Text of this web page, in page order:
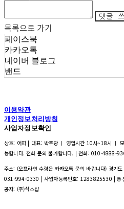
댓글 쓰
목록으로 가기
페이스북
카카오톡
네이버 블로그
밴드
이용약관
개인정보처리방침
사업자정보확인
상호: 어퍼 | 대표: 박주광 ㅣ 영업시간 10시~18시 ㅣ
능합니다. 전화 문의 불가합니다. | 전화: 010-4888-
주소: (오프라인 수령은 카카오톡 문의 바랍니다) 경기
031-994-0330 | 사업자등록번호: 1283825530 | 통
공자: (주)식스샵